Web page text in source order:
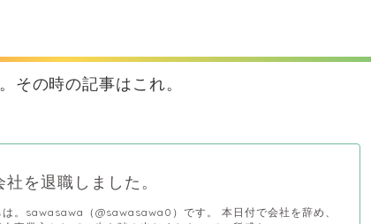
その時の記事はこれ。
社を退職しました。
は。sawasawa（@sawasawa0）です。 本日付で会社を辞め、